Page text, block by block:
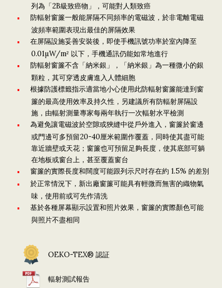
列為「2B級致癌物」，可能對人類致癌
防輻射窗簾一般能屏隔不同頻率的電磁波，於非電離電磁
波頻率範圍表現出最佳的屏隔效果
在屏隔設施妥善安裝後，即使手機訊號功率於室內降至
0.01µW/m² 以下，手機通訊仍能如常地進行
防輻射窗簾不含「納米銀」，「納米銀」為一種微小的銀
顆粒，其可穿透皮膚進入人體細胞
根據防護標籤指示適當地小心使用此防輻射窗簾能達到窗
簾的最高使用效率及持久性，另建議所有防輻射屏隔設
施，由輻射測量專家每兩年執行一次輻射水平檢測
為避免讓電磁波於空隙或狹縫中從戶外進入，窗簾於窗邊
或門邊可多預留20-40厘米範圍作覆蓋，同時使其盡可能
靠近牆壁或天花；窗簾也可預留足夠長度，使其底部可躺
在地板或窗台上，甚至覆蓋窗台
窗簾的實際長度和闊度可能跟列示尺吋存在約 1.5% 的差別
於正常情況下，新出廠窗簾可能具有輕微而無害的織物氣
味，使用前或可先作清洗
基於各種屏幕顯示設置和照片效果，窗簾的實際顏色可能
與照片不盡相同
OEKO-TEX® 認証
輻射測試報告